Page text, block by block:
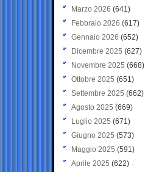
Marzo 2026 (641)
Febbraio 2026 (617)
Gennaio 2026 (652)
Dicembre 2025 (627)
Novembre 2025 (668)
Ottobre 2025 (651)
Settembre 2025 (662)
Agosto 2025 (669)
Luglio 2025 (671)
Giugno 2025 (573)
Maggio 2025 (591)
Aprile 2025 (622)